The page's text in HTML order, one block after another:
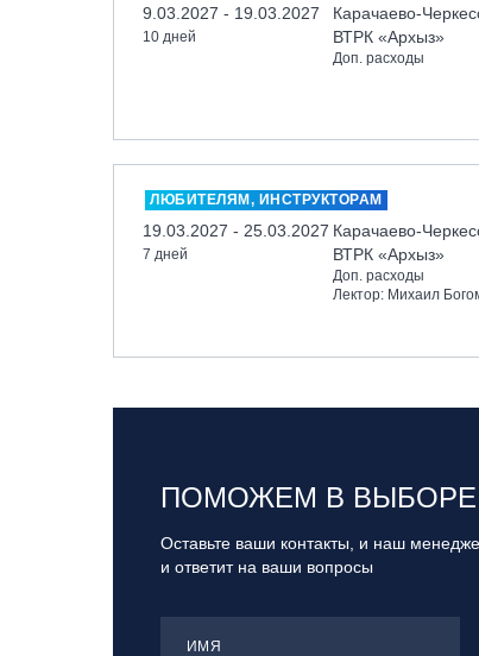
9.03.2027 - 19.03.2027
10 дней
Карачаево-
ВТРК «Архыз»
Доп. расходы
ЛЮБИТЕЛЯМ, ИНСТРУКТОРАМ
19.03.2027 - 25.03.2027
7 дней
Карачаево-
ВТРК «Архыз»
Доп. расходы
Лектор: Михаил
ПОМОЖЕМ В ВЫБОРЕ
Оставьте ваши контакты, и наш
и ответит на ваши вопросы
ИМЯ